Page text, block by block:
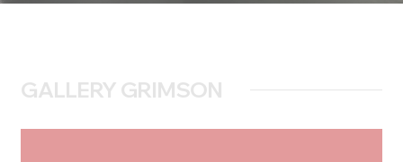
GALLERY GRIMSON